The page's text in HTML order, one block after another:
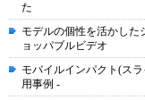
た
モデルの個性を活かした
ョッパブルビデオ
モバイルインパクト(ス
用事例 -